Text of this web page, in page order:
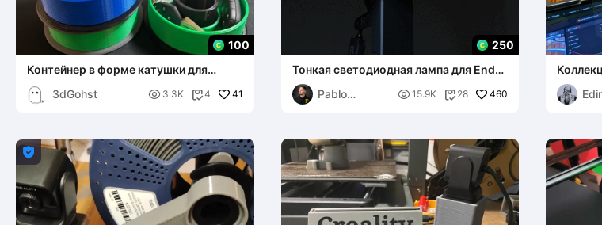
100
Контейнер в форме катушки для
3dGohst
 3.3K 4 41
250
Тонкая светодиодная лампа для Ender
3 V3 Plus
Pablo
 15.9K  28 460
